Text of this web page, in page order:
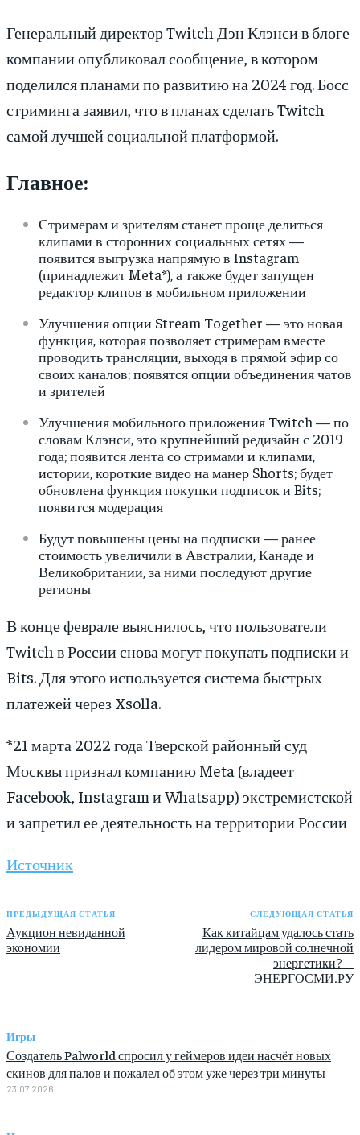
Генеральный директор Twitch Дэн Клэнси в блоге
компании опубликовал сообщение, в котором
поделился планами по развитию на 2024 год. Босс
стриминга заявил, что в планах сделать Twitch
самой лучшей социальной платформой.
Главное:
Стримерам и зрителям станет проще делиться
клипами в сторонних социальных сетях —
появится выгрузка напрямую в Instagram
(принадлежит Meta*), а также будет запущен
редактор клипов в мобильном приложении
Улучшения опции Stream Together — это новая
функция, которая позволяет стримерам вместе
проводить трансляции, выходя в прямой эфир со
своих каналов; появятся опции объединения чатов
и зрителей
Улучшения мобильного приложения Twitch — по
словам Клэнси, это крупнейший редизайн с 2019
года; появится лента со стримами и клипами,
истории, короткие видео на манер Shorts; будет
обновлена функция покупки подписок и Bits;
появится модерация
Будут повышены цены на подписки — ранее
стоимость увеличили в Австралии, Канаде и
Великобритании, за ними последуют другие
регионы
В конце феврале выяснилось, что пользователи
Twitch в России снова могут покупать подписки и
Bits. Для этого используется система быстрых
платежей через Xsolla.
*21 марта 2022 года Тверской районный суд
Москвы признал компанию Meta (владеет
Facebook, Instagram и Whatsapp) экстремистской
и запретил ее деятельность на территории России
Источник
ПРЕДЫДУЩАЯ СТАТЬЯ
Аукцион невиданной
экономии
СЛЕДУЮЩАЯ СТАТЬЯ
Как китайцам удалось стать
лидером мировой солнечной
энергетики? —
ЭНЕРГОСМИ.РУ
Игры
Создатель Palworld спросил у геймеров идеи насчёт новых
скинов для палов и пожалел об этом уже через три минуты
23.07.2026